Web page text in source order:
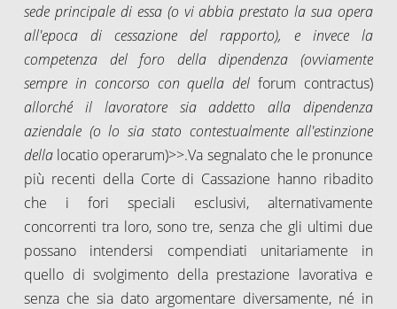
sede principale di essa (o vi abbia prestato la sua opera
all'epoca di cessazione del rapporto), e invece la
competenza del foro della dipendenza (ovviamente
sempre in concorso con quella delforum contractus)
allorché il lavoratore sia addetto alla dipendenza
aziendale (o lo sia stato contestualmente all'estinzione
della locatio operarum)>>.Va segnalato che le pronunce
più recenti della Corte di Cassazione hanno ribadito
che i fori speciali esclusivi, alternativamente
concorrenti tra loro, sono tre, senza che gli ultimi due
possano intendersi compendiati unitariamente in
quello di svolgimento della prestazione lavorativa e
senza che sia dato argomentare diversamente, né in